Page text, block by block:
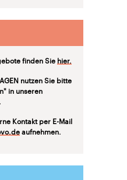
finden Sie hier.
nutzen Sie bitte
in unseren
Kontakt per E-Mail
aufnehmen.